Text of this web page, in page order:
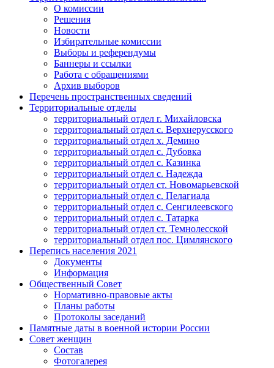
О комиссии
Решения
Новости
Избирательные комиссии
Выборы и референдумы
Баннеры и ссылки
Работа с обращениями
Архив выборов
Перечень пространственных сведений
Территориальные отделы
территориальный отдел г. Михайловска
территориальный отдел с. Верхнерусского
территориальный отдел х. Демино
территориальный отдел с. Дубовка
территориальный отдел с. Казинка
территориальный отдел с. Надежда
территориальный отдел ст. Новомарьевской
территориальный отдел с. Пелагиада
территориальный отдел с. Сенгилеевского
территориальный отдел с. Татарка
территориальный отдел ст. Темнолесской
территориальный отдел пос. Цимлянского
Перепись населения 2021
Документы
Информация
Общественный Совет
Нормативно-правовые акты
Планы работы
Протоколы заседаний
Памятные даты в военной истории России
Совет женщин
Состав
Фотогалерея